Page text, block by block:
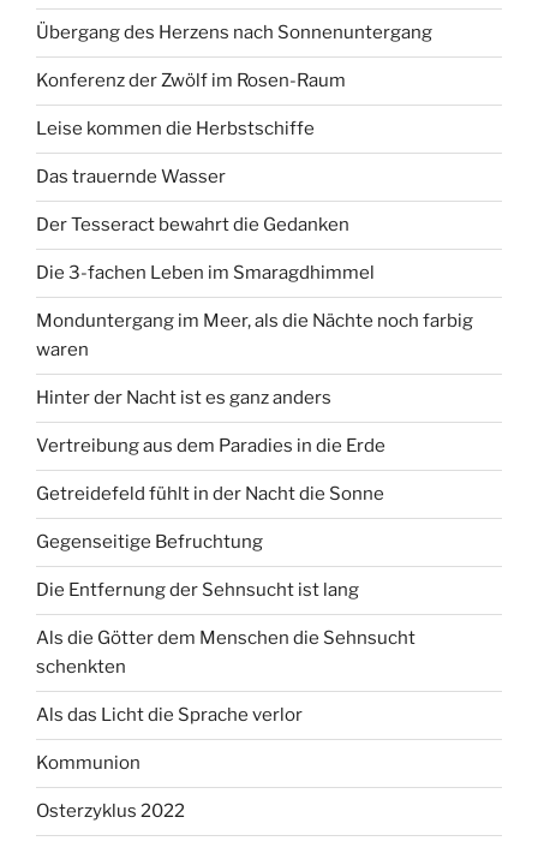
Übergang des Herzens nach Sonnenuntergang
Konferenz der Zwölf im Rosen-Raum
Leise kommen die Herbstschiffe
Das trauernde Wasser
Der Tesseract bewahrt die Gedanken
Die 3-fachen Leben im Smaragdhimmel
Monduntergang im Meer, als die Nächte noch farbig
waren
Hinter der Nacht ist es ganz anders
Vertreibung aus dem Paradies in die Erde
Getreidefeld fühlt in der Nacht die Sonne
Gegenseitige Befruchtung
Die Entfernung der Sehnsucht ist lang
Als die Götter dem Menschen die Sehnsucht
schenkten
Als das Licht die Sprache verlor
Kommunion
Osterzyklus 2022